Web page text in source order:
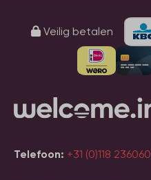
Veilig betalen
Telefoon: +31 (0)118 236060